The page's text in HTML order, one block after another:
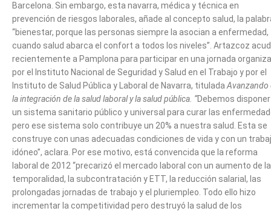
Barcelona. Sin embargo, esta navarra, médica y técnica en
prevención de riesgos laborales, añade al concepto salud, la
“bienestar, porque las personas siempre la asocian a enfermedad,
cuando salud abarca el confort a todos los niveles”. Artazcoz
recientemente a Pamplona para participar en una jornada
por el Instituto Nacional de Seguridad y Salud en el Trabajo y por el
Instituto de Salud Pública y Laboral de Navarra, titulada Avanzando
la integración de la salud laboral y la salud pública. “Debemos
un sistema sanitario público y universal para curar las
pero ese sistema solo contribuye un 20% a nuestra salud. Esta se
construye con unas adecuadas condiciones de vida y con un
idóneo”, aclara. Por ese motivo, está convencida que la reforma
laboral de 2012 “precarizó el mercado laboral con un aumento de la
temporalidad, la subcontratación y ETT, la reducción salarial, las
prolongadas jornadas de trabajo y el pluriempleo. Todo ello hizo
incrementar la competitividad pero destruyó la salud de los